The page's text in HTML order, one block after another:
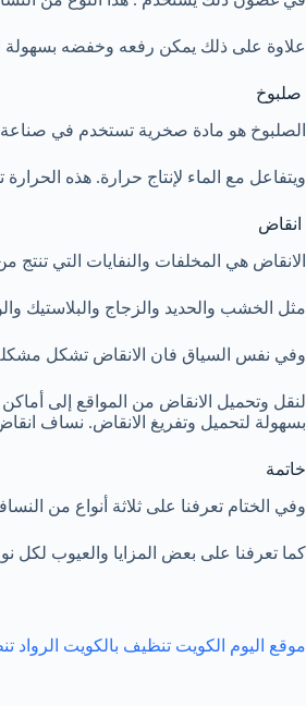
علاوة على ذلك يمكن رفعه وخفضه بسهولة
صلبوخ
الصلبوخ هو مادة صخرية تستخدم في
ويتفاعل مع الماء لإنتاج حرارة. هذه
انقاض
الانقاض هي المخلفات والنفايات التي تنتج
مثل الخشب والحديد والزجاج والبلاستيك
وفي نفس السياق فان الانقاض تشكل
لنقل وتحميل الانقاض من المواقع إلى
بسهولة لتحميل وتفريغ الانقاض. نساف
خاتمة
وفي الختام تعرفنا على ثلاثة أنواع من
كما تعرفنا على بعض المزايا والعيوب
موقع اليوم الكويت تنظيف بالكويت الرواد